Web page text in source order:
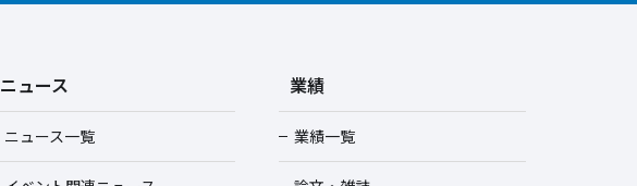
ニュース
ニュース一覧
業績
業績一覧